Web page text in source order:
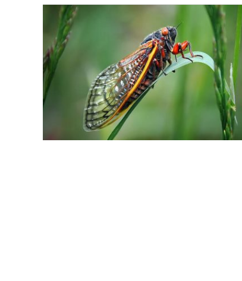
EDITORIAL
ENTREVISTAS
EXPEDIENTE
FINALIZAR COMPRA
HOME